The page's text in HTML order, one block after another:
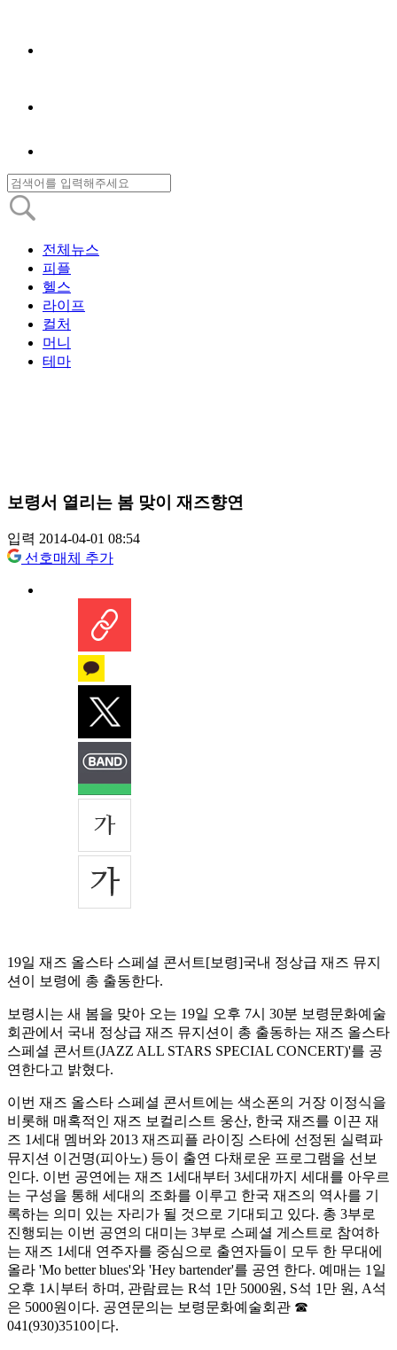
전체뉴스
피플
헬스
라이프
컬처
머니
테마
보령서 열리는 봄 맞이 재즈향연
입력 2014-04-01 08:54
선호매체 추가
19일 재즈 올스타 스페셜 콘서트[보령]국내 정상급 재즈 뮤지
션이 보령에 총 출동한다.
보령시는 새 봄을 맞아 오는 19일 오후 7시 30분 보령문화예술
회관에서 국내 정상급 재즈 뮤지션이 총 출동하는 재즈 올스타
스페셜 콘서트(JAZZ ALL STARS SPECIAL CONCERT)'를 공
연한다고 밝혔다.
이번 재즈 올스타 스페셜 콘서트에는 색소폰의 거장 이정식을
비롯해 매혹적인 재즈 보컬리스트 웅산, 한국 재즈를 이끈 재
즈 1세대 멤버와 2013 재즈피플 라이징 스타에 선정된 실력파
뮤지션 이건명(피아노) 등이 출연 다채로운 프로그램을 선보
인다. 이번 공연에는 재즈 1세대부터 3세대까지 세대를 아우르
는 구성을 통해 세대의 조화를 이루고 한국 재즈의 역사를 기
록하는 의미 있는 자리가 될 것으로 기대되고 있다. 총 3부로
진행되는 이번 공연의 대미는 3부로 스페셜 게스트로 참여하
는 재즈 1세대 연주자를 중심으로 출연자들이 모두 한 무대에
올라 'Mo better blues'와 'Hey bartender'를 공연 한다. 예매는 1일
오후 1시부터 하며, 관람료는 R석 1만 5000원, S석 1만 원, A석
은 5000원이다. 공연문의는 보령문화예술회관 ☎
041(930)3510이다.